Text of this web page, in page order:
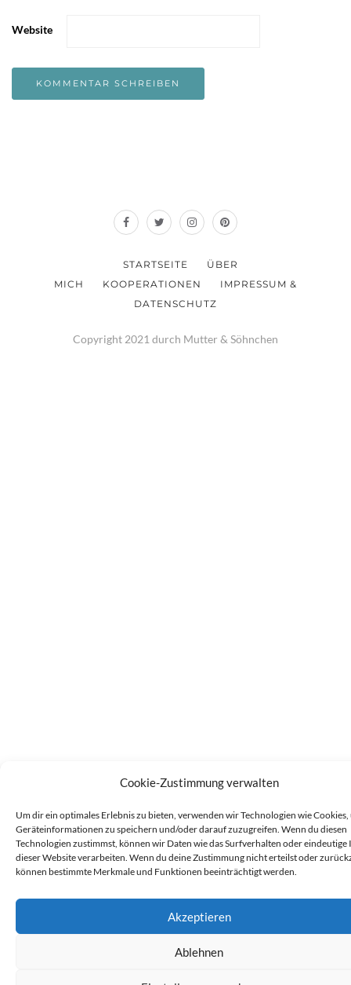
Cookie-Zustimmung verwalten
Um dir ein optimales Erlebnis zu bieten, verwenden wir Technologien wie Cookies,
Geräteinformationen zu speichern und/oder darauf zuzugreifen. Wenn du diesen
Technologien zustimmst, können wir Daten wie das Surfverhalten oder eindeutige
dieser Website verarbeiten. Wenn du deine Zustimmung nicht erteilst oder
können bestimmte Merkmale und Funktionen beeinträchtigt werden.
Akzeptieren
Ablehnen
Website
STARTSEITE
ÜBER
MICH
KOOPERATIONEN
IMPRESSUM &
DATENSCHUTZ
Copyright 2021 durch Mutter & Söhnchen
Sie können die Erfassung Ihrer Daten durch Google Analytics
verhindern, indem Sie auf folgenden Link klicken. Es wird ein Opt-
Cookie gesetzt, der die Erfassung Ihrer Daten bei zukünftigen